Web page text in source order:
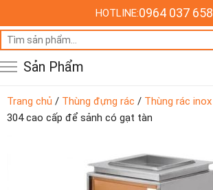
HOTLINE:0964 037 658
Sản Phẩm
Trang chủ / Thùng đựng rác / Thùng rác inox
304 cao cấp để sảnh có gạt tàn